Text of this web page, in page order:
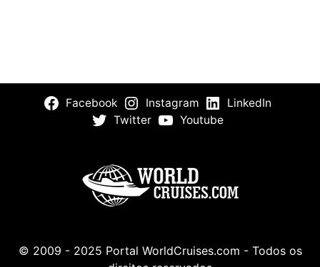
Facebook Instagram
LinkedIn
Twitter
Youtube
© 2009 - 2025 Portal WorldCruises.com - Todos os